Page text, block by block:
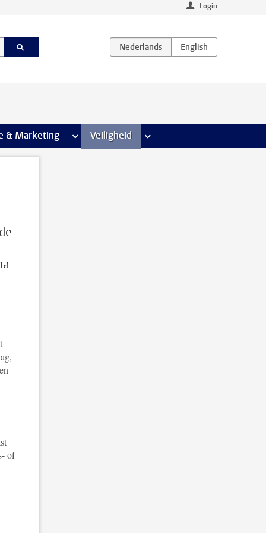
Login
& Marketing meer Communicatie & Marketing pagina’s
Veiligheid meer Veiligheid pagina’s
of